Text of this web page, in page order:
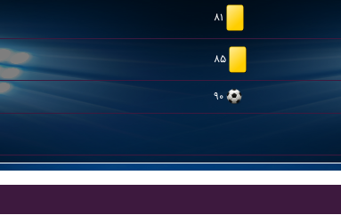
۸۱
۸۵
۹۰